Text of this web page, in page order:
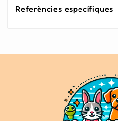
Referències específiques